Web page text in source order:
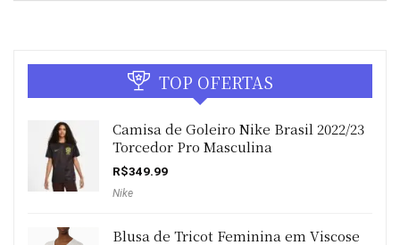
TOP OFERTAS
Camisa de Goleiro Nike Brasil 2022/23
Torcedor Pro Masculina
R$349.99
Nike
Blusa de Tricot Feminina em Viscose